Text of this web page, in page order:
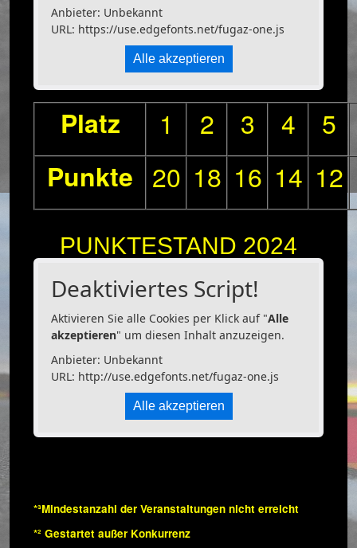
Anbieter: Unbekannt
URL: https://use.edgefonts.net/fugaz-one.js
Alle akzeptieren
Platz 1 2 3 4
5
Punkte 20 18 16 14 12
PUNKTESTAND 2024
Deaktiviertes Script!
Aktivieren Sie alle Cookies per Klick auf "Alle
akzeptieren" um diesen Inhalt anzuzeigen.
Anbieter: Unbekannt
URL: http://use.edgefonts.net/fugaz-one.js
Alle akzeptieren
*³Mindestanzahl der Veranstaltungen nicht erreicht
*² Gestartet außer Konkurrenz